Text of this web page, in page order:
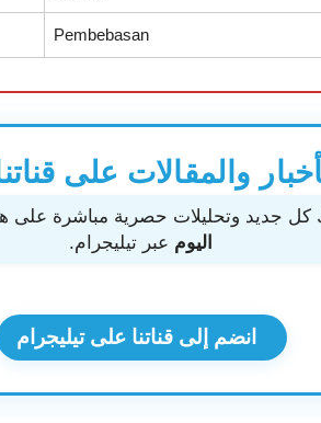
Pembebasan
والمقالات على
كل جديد وتحليلات حصرية مباشرة على
اليوم عبر تيليجرام.
انضم إلى قناتنا على تيليجرام